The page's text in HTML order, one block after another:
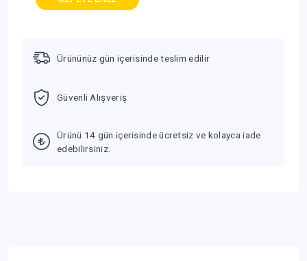
Ürününüz gün içerisinde teslim edilir
Güvenli Alışveriş
Ürünü 14 gün içerisinde ücretsiz ve kolayca iade
edebilirsiniz.